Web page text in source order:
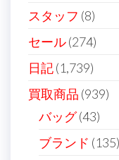
スタッフ (8)
セール(274)
日記(1,739)
買取商品 (939)
バッグ(43)
ブランド (135)